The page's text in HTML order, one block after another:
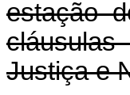
estação
Justiça e